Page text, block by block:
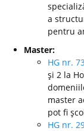
a
pentru
Master:
HG nr.
şi 2 la
master
pot fi
HG nr.